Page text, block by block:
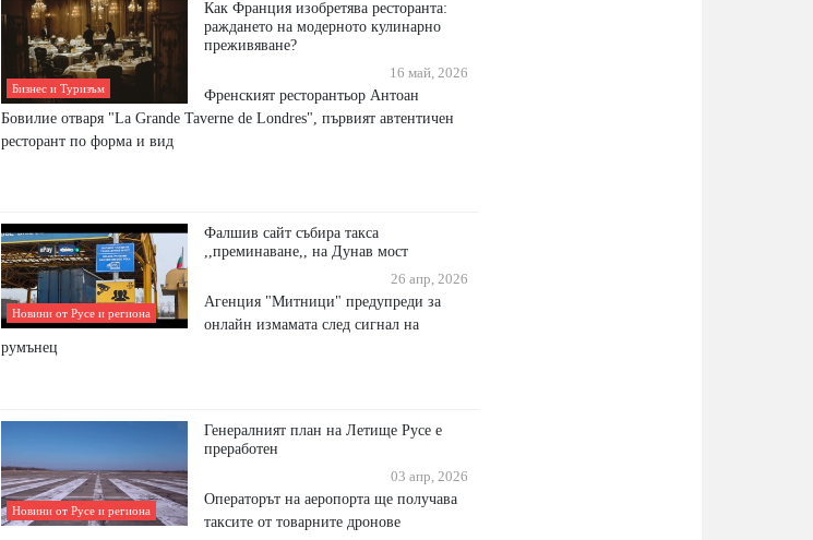
Бизнес и Туризъм
Как Франция изобретява ресторанта:
раждането на модерното кулинарно
преживяване?
16 май, 2026
Френският ресторантьор Антоан
Бовилие отваря "La Grande Taverne de Londres", първият автентичен
ресторант по форма и вид
Новини от Русе и региона
Фалшив сайт събира такса
,,преминаване,, на Дунав мост
26 апр, 2026
Агенция "Митници" предупреди за
онлайн измамата след сигнал на
румънец
Новини от Русе и региона
Генералният план на Летище Русе е
преработен
03 апр, 2026
Операторът на аеропорта ще получава
таксите от товарните дронове